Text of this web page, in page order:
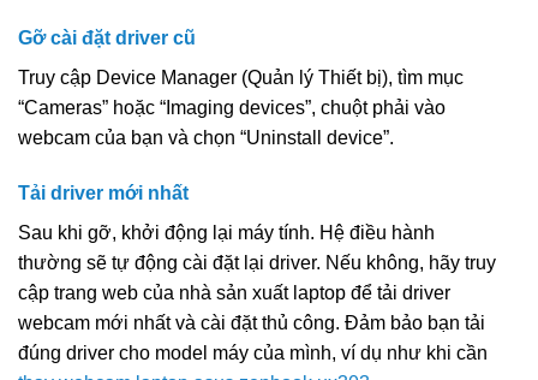
Gỡ cài đặt driver cũ
Truy cập Device Manager (Quản lý Thiết bị), tìm mục
“Cameras” hoặc “Imaging devices”, chuột phải vào
webcam của bạn và chọn “Uninstall device”.
Tải driver mới nhất
Sau khi gỡ, khởi động lại máy tính. Hệ điều hành
thường sẽ tự động cài đặt lại driver. Nếu không, hãy truy
cập trang web của nhà sản xuất laptop để tải driver
webcam mới nhất và cài đặt thủ công. Đảm bảo bạn tải
đúng driver cho model máy của mình, ví dụ như khi cần